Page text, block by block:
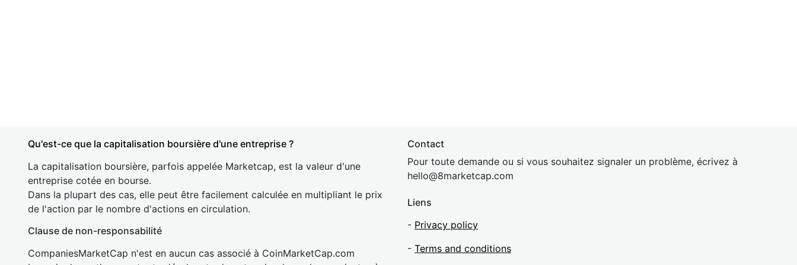
Qu'est-ce que la capitalisation boursière d'une entreprise ?
La capitalisation boursière, parfois appelée Marketcap, est la valeur d'une
entreprise cotée en bourse.
Dans la plupart des cas, elle peut être facilement calculée en multipliant le prix
de l'action par le nombre d'actions en circulation.
Clause de non-responsabilité
CompaniesMarketCap n'est en aucun cas associé à CoinMarketCap.com
Contact
Pour toute demande ou si vous souhaitez signaler un problème, écrivez à
hello@8marketcap.com
Liens
- Privacy policy
- Terms and conditions